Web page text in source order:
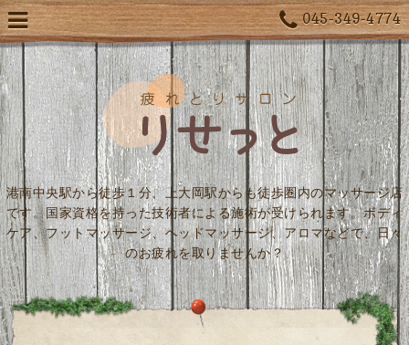
045-349-4774
港南中央駅から徒歩１分、上大岡駅からも徒歩圏内のマッサージ店
です。国家資格を持った技術者による施術が受けられます。ボディ
ケア、フットマッサージ、ヘッドマッサージ、アロマなどで、日々
のお疲れを取りませんか？